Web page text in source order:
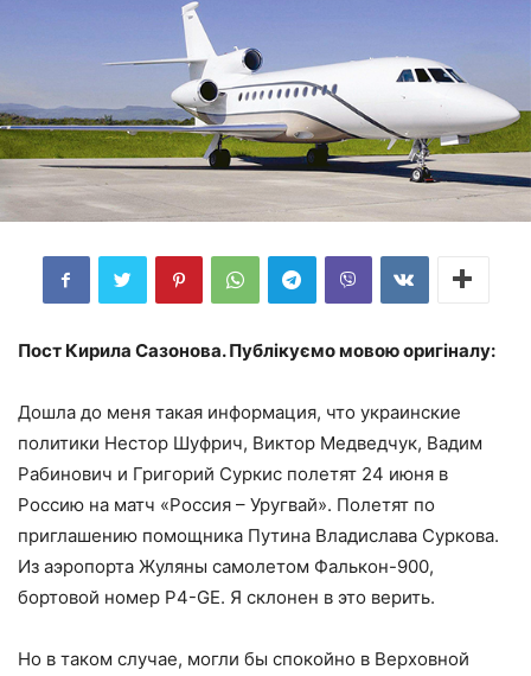
Пост Кирила Сазонова. Публікуємо мовою оригіналу:
Дошла до меня такая информация, что украинские
политики Нестор Шуфрич, Виктор Медведчук, Вадим
Рабинович и Григорий Суркис полетят 24 июня в
Россию на матч «Россия – Уругвай». Полетят по
приглашению помощника Путина Владислава Суркова.
Из аэропорта Жуляны самолетом Фалькон-900,
бортовой номер P4-GE. Я склонен в это верить.
Но в таком случае, могли бы спокойно в Верховной